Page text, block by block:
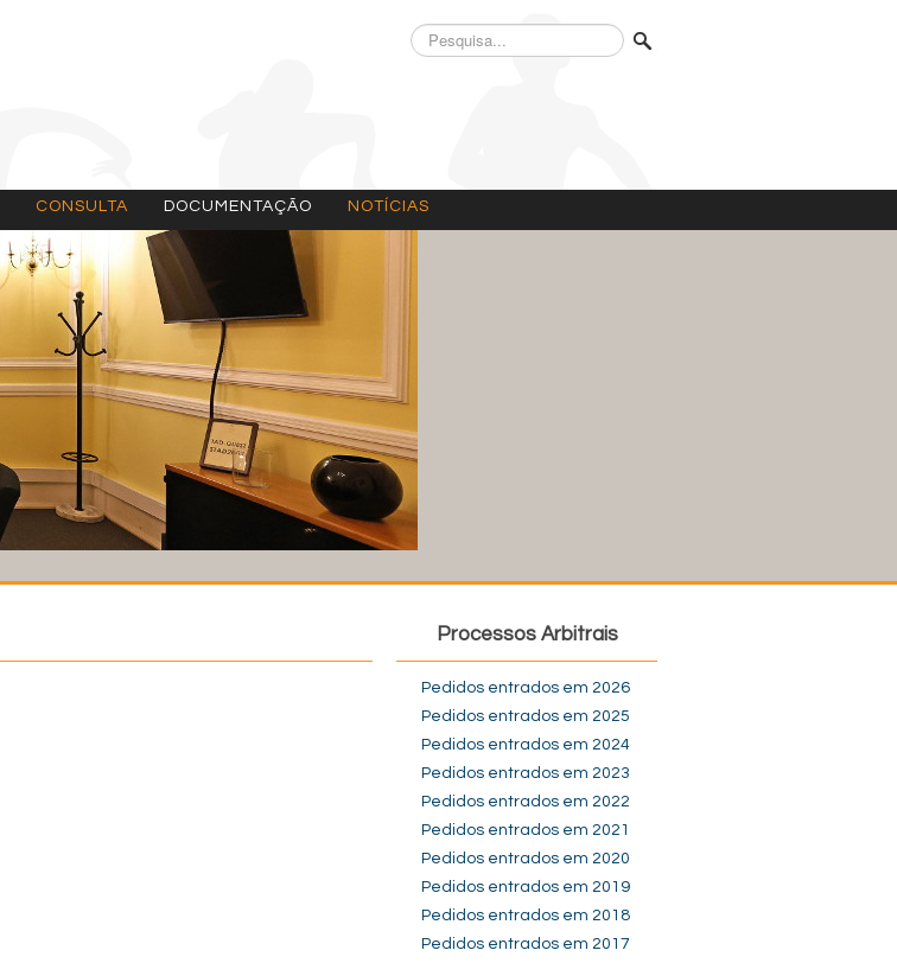
Pesquisa...
CONSULTA DOCUMENTAÇÃO NOTÍCIAS
Processos Arbitrais
Pedidos entrados em 2026
Pedidos entrados em 2025
Pedidos entrados em 2024
Pedidos entrados em 2023
Pedidos entrados em 2022
Pedidos entrados em 2021
Pedidos entrados em 2020
Pedidos entrados em 2019
Pedidos entrados em 2018
Pedidos entrados em 2017